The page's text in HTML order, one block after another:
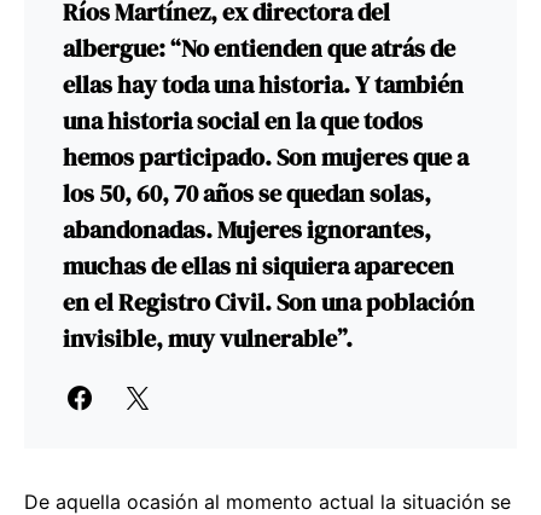
Ríos Martínez, ex directora del
albergue: “No entienden que atrás de
ellas hay toda una historia. Y también
una historia social en la que todos
hemos participado. Son mujeres que a
los 50, 60, 70 años se quedan solas,
abandonadas. Mujeres ignorantes,
muchas de ellas ni siquiera aparecen
en el Registro Civil. Son una población
invisible, muy vulnerable”.
De aquella ocasión al momento actual la situación se